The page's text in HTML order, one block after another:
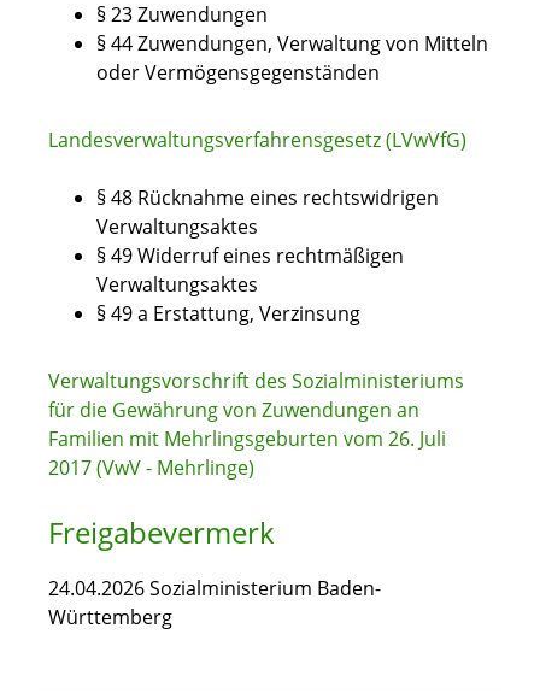
§ 23 Zuwendungen
§ 44 Zuwendungen, Verwaltung von Mitteln
oder Vermögensgegenständen
Landesverwaltungsverfahrensgesetz (LVwVfG)
§ 48 Rücknahme eines rechtswidrigen
Verwaltungsaktes
§ 49 Widerruf eines rechtmäßigen
Verwaltungsaktes
§ 49 a Erstattung, Verzinsung
Verwaltungsvorschrift des Sozialministeriums
für die Gewährung von Zuwendungen an
Familien mit Mehrlingsgeburten vom 26. Juli
2017 (VwV - Mehrlinge)
Freigabevermerk
24.04.2026 Sozialministerium Baden-
Württemberg